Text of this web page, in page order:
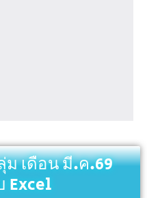
เดือน มี.ค.69
Excel